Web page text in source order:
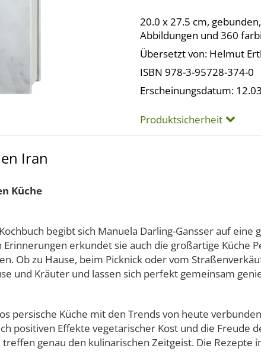
20.0 x 27.5 cm,
Abbildungen und 360
Übersetzt von: Helmut Ertl
ISBN 978-3-95728-374-0
Erscheinungsdatum:
Produktsicherheit
Iran
Küche
begibt sich Manuela Darling-Gansser auf eine
erkundet sie auch die großartige Küche
Ob zu Hause, beim Picknick oder vom
und Kräuter und lassen sich perfekt gemeinsam
persische Küche mit den Trends von heute
positiven Effekte vegetarischer Kost und die Freude
genau den kulinarischen Zeitgeist. Die Rezepte